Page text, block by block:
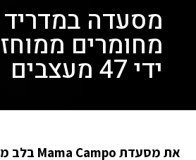
מסעדה
מחומרים
ידי 47 מעצבים